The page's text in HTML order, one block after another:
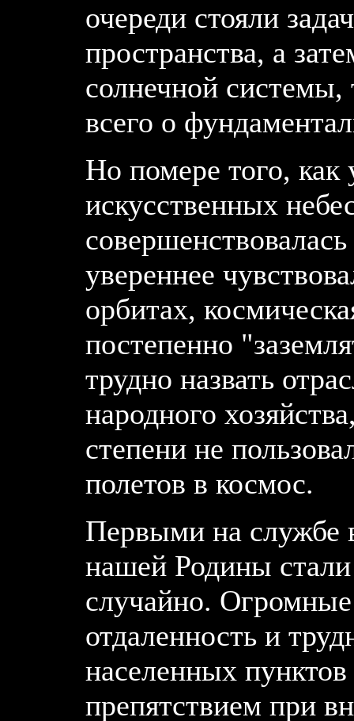
очереди стояли
пространства, а
солнечной
всего о
Но помере того, как
искусственных
увереннее
орбитах,
постепенно
трудно назвать
народного
степени не
полетов в космос.
Первыми на службе
нашей Родины
случайно.
отдаленность и
населенных
препятствием при